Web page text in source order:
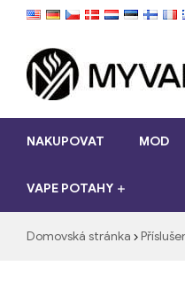
cigarety
levné
online
NAKUPOVAT MOD
VAPE POTAHY
Domovská stránka